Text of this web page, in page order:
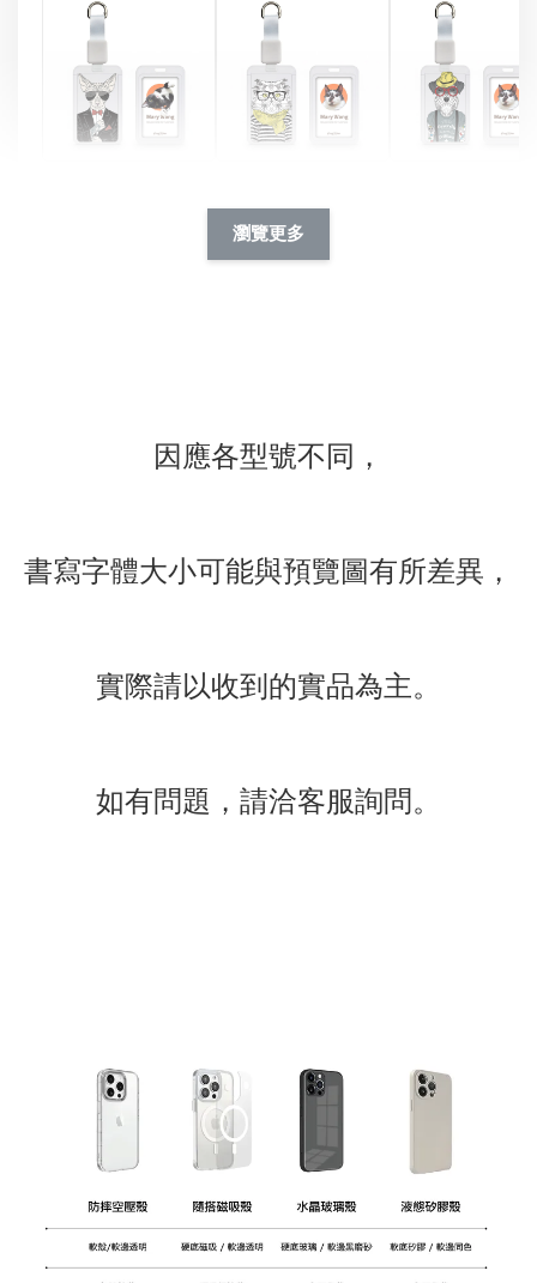
件套(附伸縮卡扣)
CSAA05
瀏覽更多
瀏覽更多
因應各型號不同，
書寫字體大小可能與預覽圖有所差異，
實際請以收到的實品為主。
如有問題 ，請洽客服詢問。